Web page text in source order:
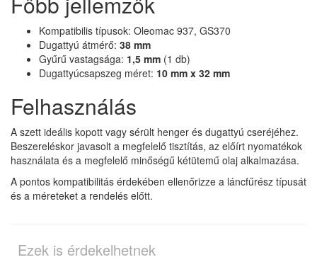
Kompatibilis típusok: Oleomac 937, GS370
Dugattyú átmérő: 38 mm
Gyűrű vastagsága: 1,5 mm (1 db)
Dugattyúcsapszeg méret: 10 mm x 32 mm
Felhasználás
A szett ideális kopott vagy sérült henger és dugattyú cseréjéhez.
Beszereléskor javasolt a megfelelő tisztítás, az előírt nyomatékok
használata és a megfelelő minőségű kétütemű olaj alkalmazása.
A pontos kompatibilitás érdekében ellenőrizze a láncfűrész típusát
és a méreteket a rendelés előtt.
Ezek is érdekelhetnek